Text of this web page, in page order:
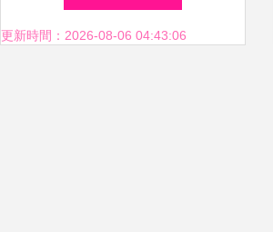
更新時間：2026-08-06 04:43:06